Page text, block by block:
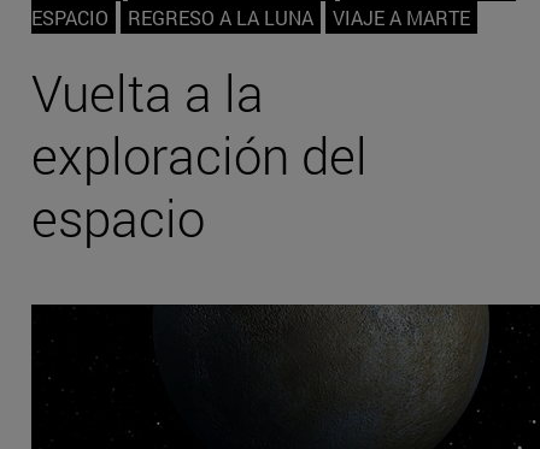
ESPACIO
REGRESO A LA LUNA VIAJE A MARTE
Vuelta a la
exploración del
espacio